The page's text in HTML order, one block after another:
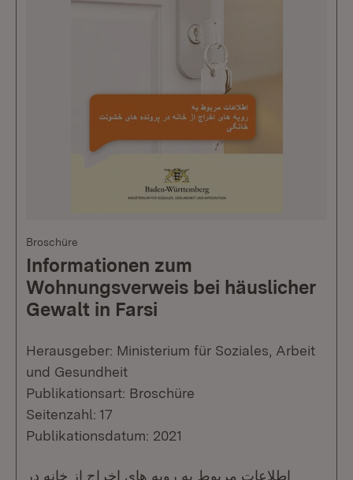
Broschüre
Informationen zum
Wohnungsverweis bei häuslicher
Gewalt in Farsi
Herausgeber: Ministerium für Soziales, Arbeit
und Gesundheit
Publikationsart: Broschüre
Seitenzahl: 17
Publikationsdatum: 2021
اطلاعات مربوط به رویه های اخراج از خانه در